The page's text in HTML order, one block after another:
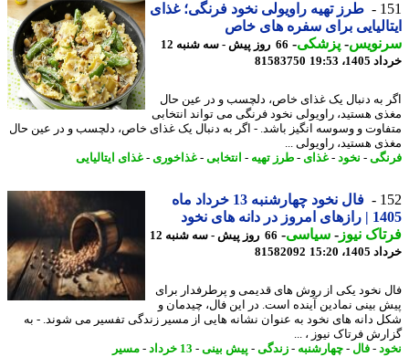
طرز تهیه راویولی نخود فرنگی؛ غذای
برای سفره های خاص
-پزشکی-
66 روز پیش - سه شنبه 12
19:53
81583750
به دنبال یک غذای خاص، دلچسب و در عین حال
هستید، راویولی نخود فرنگی می تواند انتخابی
و وسوسه انگیز باشد. - اگر به دنبال یک غذای خاص، دلچسب و در عین حال
هستید، راویولی ...
-نخود -غذای- طرز تهیه -انتخابی-غذاخوری- غذای ایتالیایی
فال نخود چهارشنبه 13 خرداد ماه
دانه های نخود
نیوز-سیاسی-
66 روز پیش - سه شنبه 12
15:20
81582092
نخود یکی از روش های قدیمی و پرطرفدار برای
بینی نمادین آینده است. در این فال، چیدمان و
دانه های نخود به عنوان نشانه هایی از مسیر زندگی تفسیر می شوند. - به
فرتاک نیوز ، ...
-فال-چهارشنبه-زندگی-پیش بینی -13 خرداد -مسیر